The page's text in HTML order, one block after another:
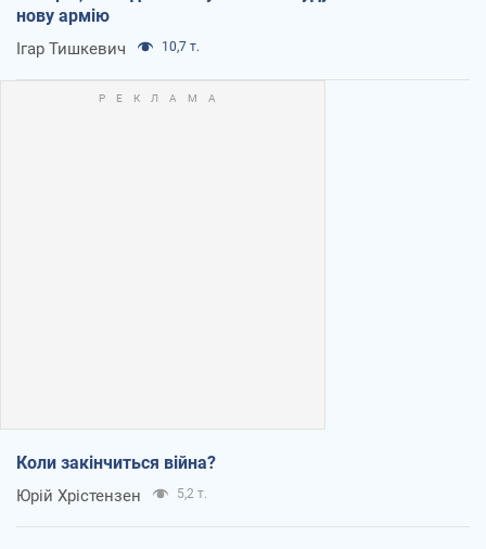
нову армію
Ігар Тишкевич 10,7 т.
Коли закінчиться війна?
Юрій Хрістензен 5,2 т.